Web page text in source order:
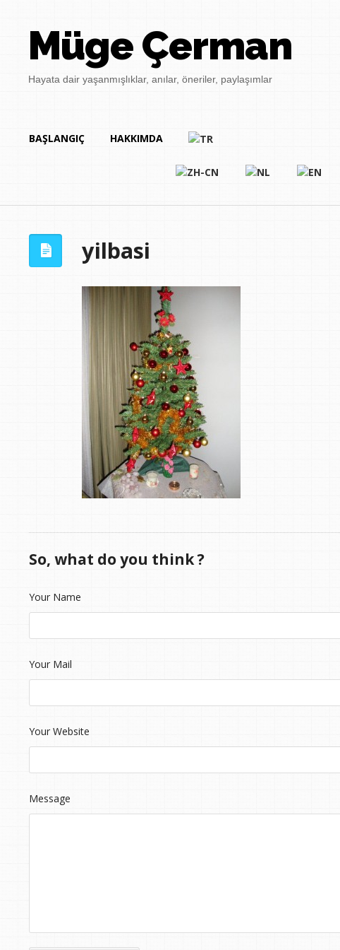
Müge Çerman
Hayata dair yaşanmışlıklar, anılar, öneriler, paylaşımlar
BAŞLANGIÇ HAKKIMDA
yilbasi
So, what do you think ?
Your Name
Your Mail
Your Website
Message